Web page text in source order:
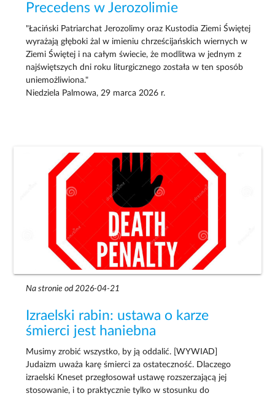
Precedens w Jerozolimie
"Łaciński Patriarchat Jerozolimy oraz Kustodia Ziemi Świętej
wyrażają głęboki żal w imieniu chrześcijańskich wiernych w
Ziemi Świętej i na całym świecie, że modlitwa w jednym z
najświętszych dni roku liturgicznego została w ten sposób
uniemożliwiona."
Niedziela Palmowa, 29 marca 2026 r.
Na stronie od 2026-04-21
Izraelski rabin: ustawa o karze
śmierci jest haniebna
Musimy zrobić wszystko, by ją oddalić. [WYWIAD]
Judaizm uważa karę śmierci za ostateczność. Dlaczego
izraelski Kneset przegłosował ustawę rozszerzającą jej
stosowanie, i to praktycznie tylko w stosunku do